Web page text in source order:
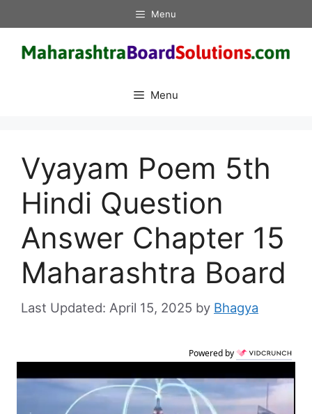
to
content
Menu
Menu
Vyayam Poem 5th
Hindi Question
Answer Chapter 15
Maharashtra Board
April 15, 2025 by Bhagya
Powered by